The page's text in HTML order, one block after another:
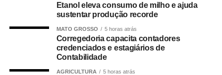
Ver essa foto no Instagram
Etanol eleva consumo de milho e ajuda
sustentar produção recorde
MATO GROSSO 5 horas atrás
Corregedoria capacita contadores
credenciados e estagiários de
Contabilidade
AGRICULTURA 5 horas atrás